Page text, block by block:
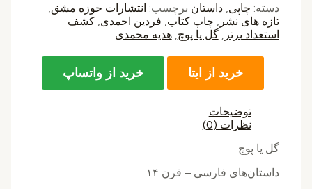
دسته: چاپی ,داستان برچسب: انتشارات حوزه مشق
تازه های نشر
چاپ کتاب فردین احمدی ,کشف
استعداد برتر
,گل یا پوچ ,هدیه محمدی
خرید از ایتا خرید از واتساپ
توضیحات
نظرات (0)
گل یا پوچ
داستان‌های فارسی – قرن ۱۴